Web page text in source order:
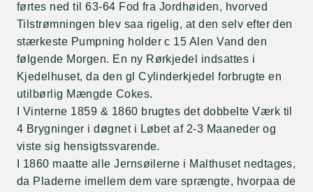
førtes ned til 63-64 Fod fra Jordhøiden, hvorved
Tilstrømningen blev saa rigelig, at den selv efter den
stærkeste Pumpning holder c 15 Alen Vand den
følgende Morgen. En ny Rørkjedel indsattes i
Kjedelhuset, da den gl Cylinderkjedel forbrugte en
utilbørlig Mængde Cokes.
I Vinterne 1859 & 1860 brugtes det dobbelte Værk til
4 Brygninger i døgnet i Løbet af 2-3 Maaneder og
viste sig hensigtssvarende.
I 1860 maatte alle Jernsøilerne i Malthuset nedtages,
da Pladerne imellem dem vare sprængte, hvorpaa de